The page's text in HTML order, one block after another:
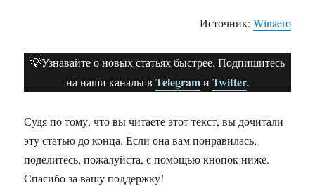
Источник: Winaero
💡Узнавайте о новых статьях быстрее. Подпишитесь
на наши каналы в Telegramи Twitter.
Судя по тому, что вы читаете этот текст, вы дочитали
эту статью до конца. Если она вам понравилась,
поделитесь, пожалуйста, с помощью кнопок ниже.
Спасибо за вашу поддержку!